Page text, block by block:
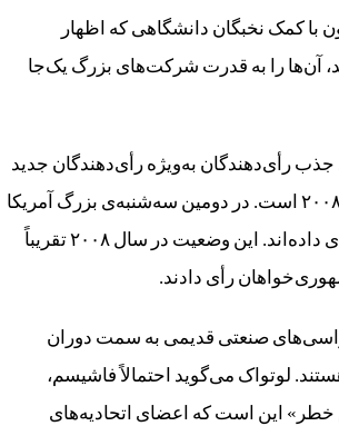
با کمک نخبگان دانشگاهی که اظهار
آن‌ها را به قدرت شرکت‌های بزرگ یک‌جا
رأی‌دهندگان به‌ویژه رأی‌دهندگان جدید
به سمت خود هستند، درحالی‌که تعداد رأی‌دهندگان به دموکرات‌ها کم‌تر از سال ۲۰۰۸ است. در دومین سه‌شنبه‌ی بزرگ آمریکا
۵.۶ میلیون نفر به‌نفع حزب دموکرات و ۸.۳ میلیون نفر به‌نفع جمهوری‌خواهان رأی داده‌اند. این وضعیت در سال ۲۰۰۸ تقریباً
صنعتی قدیمی به سمت دوران
وایمار می‌روند که در آن جنبش‌های پوپولیستی در پی سقوط دولت‌های قانونی هستند. لوتواک می‎‌گوید احتمالاً فاشیسم،
خطر» این است که اعضای اتحادیه‌های